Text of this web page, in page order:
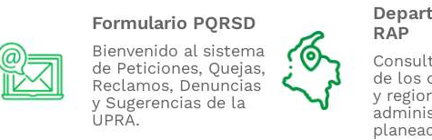
Formulario PQRSD
Bienvenido al​ sistema
d​e Peticiones​, Quejas,
Reclamos, Denuncias
y Sugerencias de la
UPRA.
RAP
de los
y